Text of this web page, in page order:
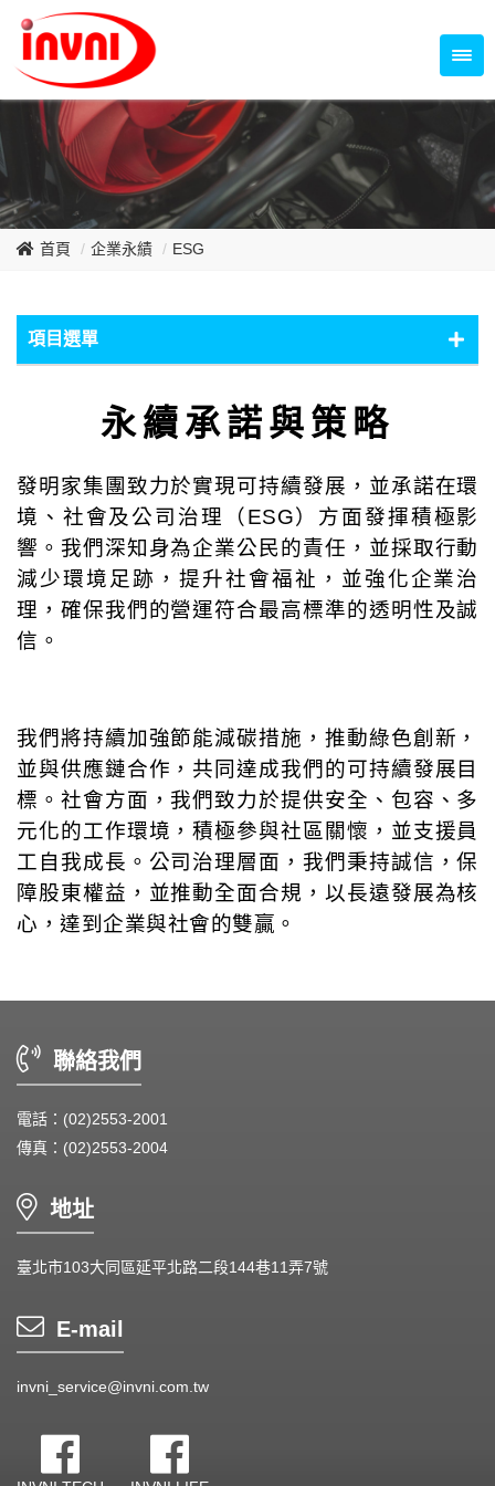
90~99mm Series
100mm 以上
首頁 企業永績 ESG
項目選單
環境保護
社會責任
公司治理
人才招募
永續承諾與策略
發明家集團致力於實現可持續發展，並承諾在環
境、社會及公司治理（ ESG）方面發揮積極影
響。我們深知身為企業公民的責任，並採取行動
減少環境足跡，提升社會福祉，並強化企業治
理，確保我們的營運符合最高標準的透明性及誠
信。
我們將持續加強節能減碳措施，推動綠色創新，
並與供應鏈合作，共同達成我們的可持續發展目
標。社會方面，我們致力於提供安全、包容、多
元化的工作環境，積極參與社區關懷，並支援員
工自我成長。公司治理層面，我們秉持誠信，保
障股東權益，並推動全面合規，以長遠發展為核
心，達到企業與社會的雙贏。
聯絡我們
電話：(02)2553-2001
傳真：(02)2553-2004
地址
臺北市103大同區延平北路二段144巷11弄7號
E-mail
invni_service@invni.com.tw